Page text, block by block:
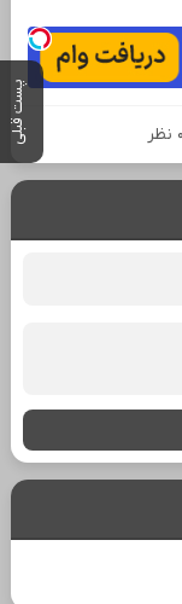
پست قبلی ۰ نظر